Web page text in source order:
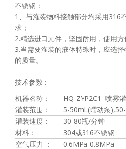
不锈钢：
1、与灌装物料接触部分均采用316
求；
2.精选进口元件，坚固耐用，使用方
3.当需要灌装的液体特殊时，应选
的质量。
技术参数：
机器名称：
HQ-ZYP2C1 喷雾
灌装范围：
5-50mL(蠕动泵
灌装速度：
30-80瓶/分钟
材料：
304或316不锈钢
空气压力 ：
0.6MPa-0.8MPa